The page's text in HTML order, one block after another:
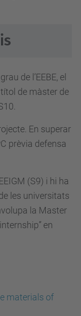
de l’EEBE, el
títol de màster de
En superar
prèvia defensa
(S9) i hi ha
les universitats
la Master
en
materials of